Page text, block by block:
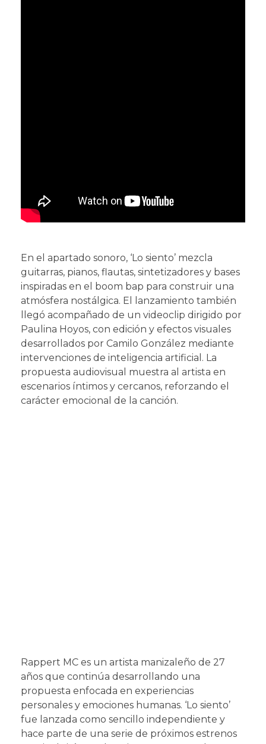
En el apartado sonoro, ‘Lo siento’ mezcla
guitarras, pianos, flautas, sintetizadores y bases
inspiradas en el boom bap para construir una
atmósfera nostálgica. El lanzamiento también
llegó acompañado de un videoclip dirigido por
Paulina Hoyos, con edición y efectos visuales
desarrollados por Camilo González mediante
intervenciones de inteligencia artificial. La
propuesta audiovisual muestra al artista en
escenarios íntimos y cercanos, reforzando el
carácter emocional de la canción.
Rappert MC es un artista manizaleño de 27
años que continúa desarrollando una
propuesta enfocada en experiencias
personales y emociones humanas. ‘Lo siento’
fue lanzada como sencillo independiente y
hace parte de una serie de próximos estrenos